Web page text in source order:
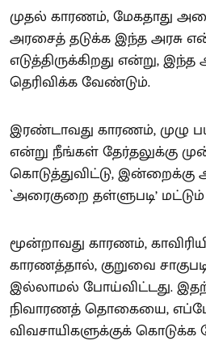
முதல் காரணம், மேகதாது
அரசைத் தடுக்க இந்த அரசு
எடுத்திருக்கிறது என்று,
தெரிவிக்க வேண்டும்.
இரண்டாவது காரணம், முழு
என்று நீங்கள் தேர்தலுக்கு
கொடுத்துவிட்டு, இன்றைக்கு
`அரைகுறை தள்ளுபடி’
மூன்றாவது காரணம்,
காரணத்தால், குறுவை
இல்லாமல் போய்விட்டது.
நிவாரணத் தொகையை,
விவசாயிகளுக்குக் கொடுக்க